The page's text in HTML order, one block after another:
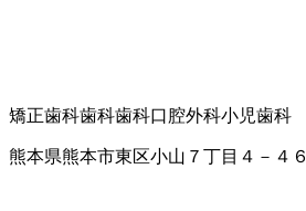
矯正歯科歯科歯科口腔外科小児歯科
熊本県熊本市東区小山７丁目４－４６